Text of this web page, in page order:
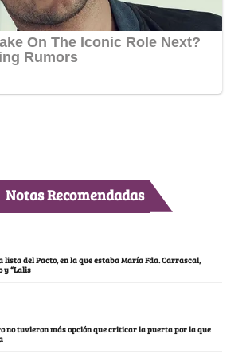
Notas Recomendadas
lista del Pacto, en la que estaba María Fda. Carrascal,
y “Lalis
no tuvieron más opción que criticar la puerta por la que